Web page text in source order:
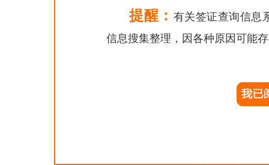
驻重庆总领
地址：重庆市
驻昆明总领
提醒： 有关签证查询信息
信息搜集整理，因各种原因可能